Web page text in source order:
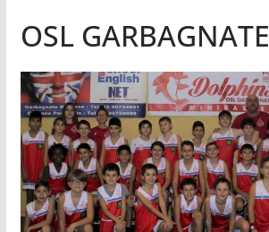
OSL GARBAGNATE